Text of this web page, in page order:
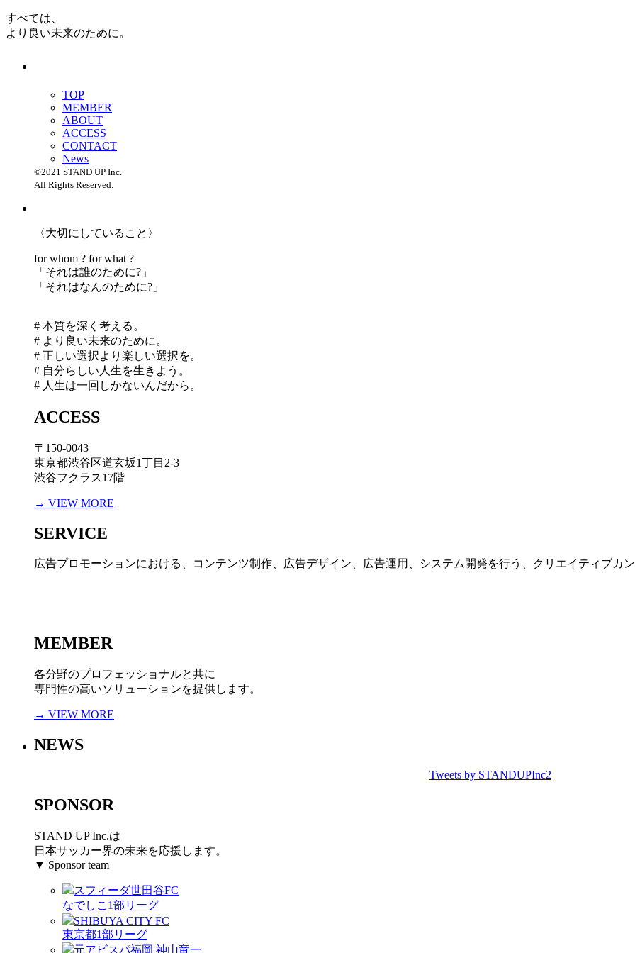
すべては、
より良い未来のために。
TOP
MEMBER
ABOUT
ACCESS
CONTACT
News
©2021 STAND UP Inc.
All Rights Reserved.
〈大切にしていること〉
for whom ? for what ?
「 それは誰のために?」
「 それはなんのために?」
# 本質を深く考える。
# より良い未来のために。
# 正しい選択より楽しい選択を。
# 自分らしい人生を生きよう。
# 人生は一回しかないんだから。
ACCESS
〒150-0043
東京都渋谷区道玄坂1丁目2-3
渋谷フクラス17階
→ VIEW MORE
SERVICE
広告プロモーションにおける、コンテンツ制作、広告デザイン、広告運用、システム開発を行う、 クリエイティブカ
MEMBER
各分野のプロフェッショナルと共に
専門性の高いソリューションを提供します。
→ VIEW MORE
NEWS
Tweets by STANDUPInc2
SPONSOR
STAND UP Inc.は
日本サッカー界の未来を応援します。
▼ Sponsor team
スフィーダ世田谷FC
なでしこ1部リーグ
SHIBUYA CITY FC
東京都1部リーグ
元アビスパ福岡 神山竜一